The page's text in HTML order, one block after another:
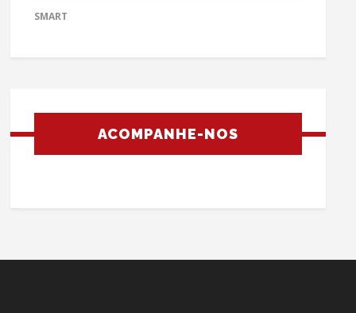
SMART
ACOMPANHE-NOS